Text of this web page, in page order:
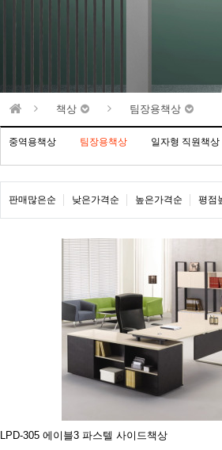
책상 팀장용책상
중역용책상 팀장용책상 일자형 직원책상
판매많은순 낮은가격순 높은가격순 평점
LPD-305 에이블3 파스텔 사이드책상